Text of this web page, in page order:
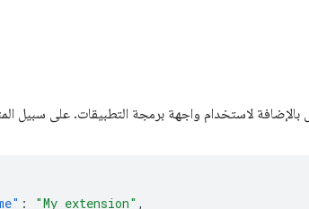
لاستخدام واجهة برمجة التطبيقات. على سبيل
: "My extension" ,